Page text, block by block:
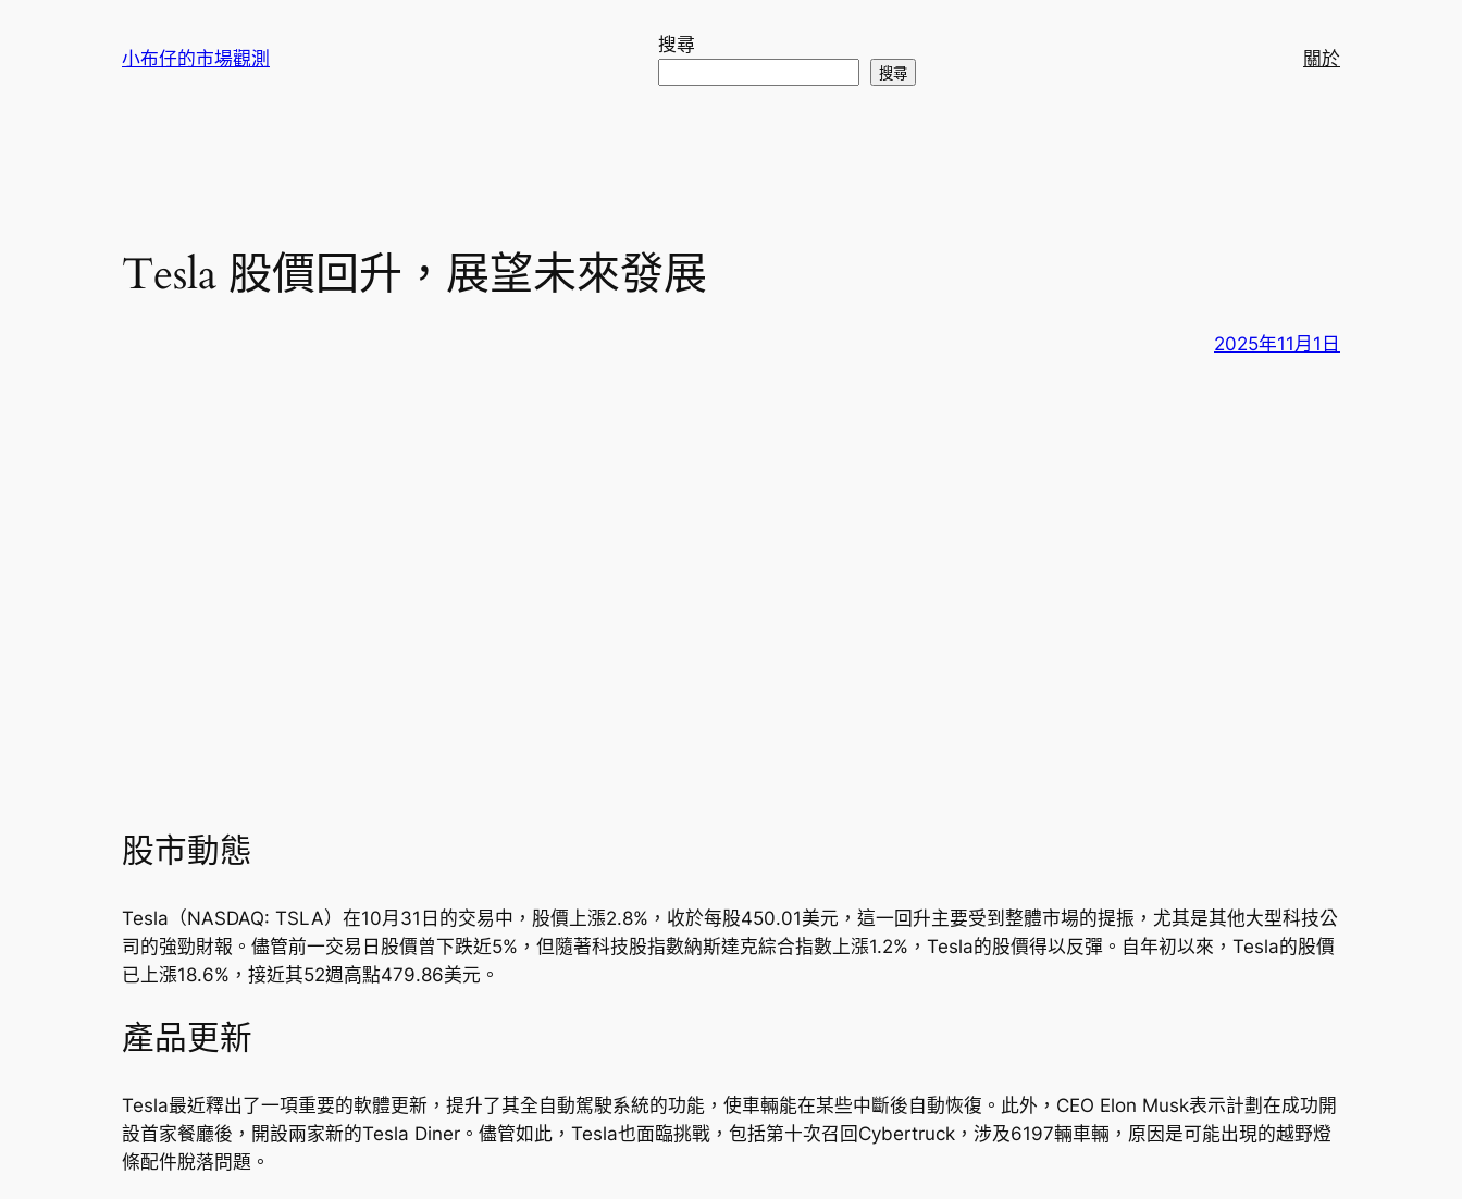
小布仔的市場觀測
搜尋
搜尋
關於
Tesla 股價回升，展望未來發展
2025年11月1日
股市動態
Tesla（NASDAQ: TSLA）在10月31日的交易中，股價上漲2.8%，收於每股450.01美元，這一回升主要受到整體市場的提振，尤其是其他大型科技公
司的強勁財報。儘管前一交易日股價曾下跌近5%，但隨著科技股指數納斯達克綜合指數上漲1.2%，Tesla的股價得以反彈。自年初以來，Tesla的股價
已上漲18.6%，接近其52週高點479.86美元。
產品更新
Tesla最近釋出了一項重要的軟體更新，提升了其全自動駕駛系統的功能，使車輛能在某些中斷後自動恢復。此外，CEO Elon Musk表示計劃在成功開
設首家餐廳後，開設兩家新的Tesla Diner。儘管如此，Tesla也面臨挑戰，包括第十次召回Cybertruck，涉及6197輛車輛，原因是可能出現的越野燈
條配件脫落問題。